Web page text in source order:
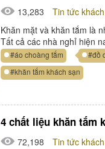
13,283
Tin tức
Khăn mặt và khăn tắm là
Tất cả các nhà nghỉ hiện
#áo choàng tắm #đồ
#khăn tắm khách sạn
4 chất liệu khăn tắm
72,198
Tin tức